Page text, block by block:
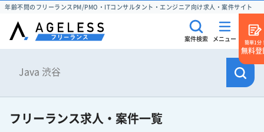
年齢不問のフリーランスPM/PMO・ITコンサルタント・エンジニア向け求人・案件サイト
案件検索 メニュー
簡単1分
無料登
フリーランス求人・案件一覧